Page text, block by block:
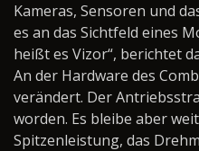
Kameras, Sensoren und
es an das Sichtfeld eines
heißt es Vizor“, berichtet
An der Hardware des
verändert. Der
worden. Es bleibe aber
Spitzenleistung, das